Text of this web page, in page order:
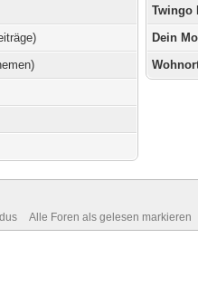
Twingo
Dein
Alle Foren als gelesen markieren